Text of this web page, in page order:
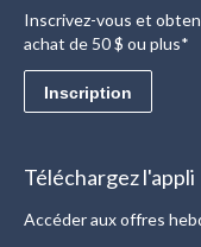
Inscrivez-vous et
achat de 50 $ ou plus*
Inscription
Téléchargez l'appli
Accéder aux offres